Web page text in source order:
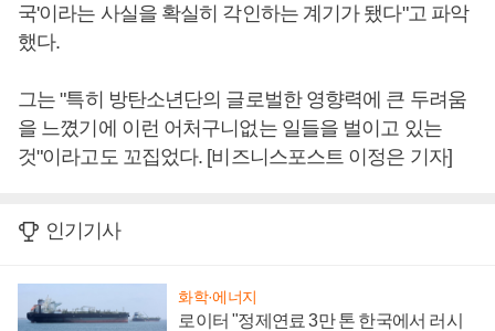
국'이라는 사실을 확실히 각인하는 계기가 됐다"고 파악
했다.
그는 "특히 방탄소년단의 글로벌한 영향력에 큰 두려움
을 느꼈기에 이런 어처구니없는 일들을 벌이고 있는
것"이라고도 꼬집었다. [비즈니스포스트 이정은 기자]
인기기사
화학·에너지
로이터 "정제연료 3만 톤 한국에서 러시